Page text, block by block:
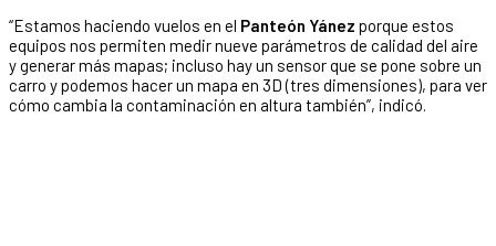
“Estamos haciendo vuelos en el Panteón Yánez porque estos
equipos nos permiten medir nueve parámetros de calidad del aire
y generar más mapas; incluso hay un sensor que se pone sobre un
carro y podemos hacer un mapa en 3D (tres dimensiones), para ver
cómo cambia la contaminación en altura también”, indicó.